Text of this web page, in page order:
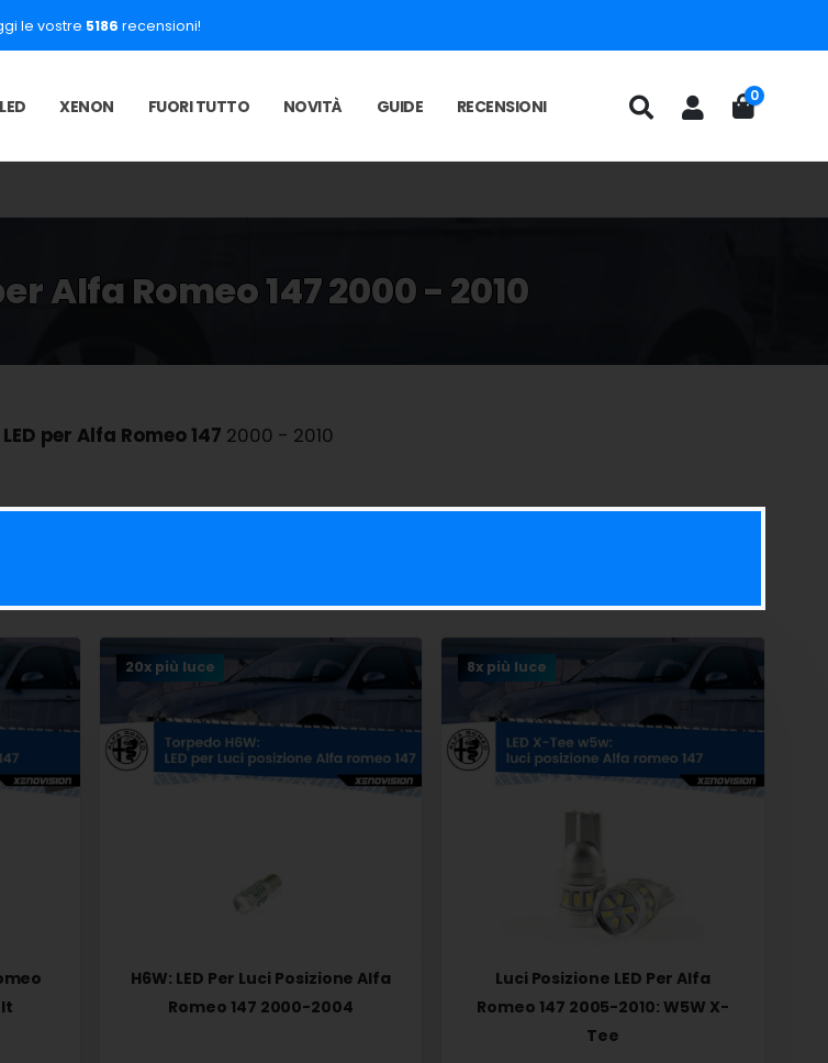
le vostre 5186 recensioni!
LED XENON FUORI TUTTO NOVITÀ GUIDE RECENSIONI
0
Alfa Romeo 147 2000 - 2010
per Alfa Romeo 147 2000 - 2010
20x più luce
H6W: LED Per Luci Posizione Alfa
Romeo 147 2000-2004
8x più luce
Luci Posizione LED Per Alfa
Romeo 147 2005-2010: W5W X-
Tee